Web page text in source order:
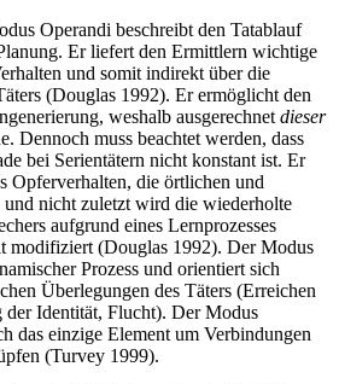
Operandi beschreibt den Tatablauf
Er liefert den Ermittlern wichtige
und somit indirekt über die
(Douglas 1992). Er ermöglicht den
weshalb ausgerechnet dieser
Dennoch muss beachtet werden, dass
bei Serientätern nicht konstant ist. Er
Opferverhalten, die örtlichen und
und nicht zuletzt wird die wiederholte
aufgrund eines Lernprozesses
modifiziert (Douglas 1992). Der Modus
Prozess und orientiert sich
Überlegungen des Täters (Erreichen
der Identität, Flucht). Der Modus
das einzige Element um Verbindungen
(Turvey 1999).